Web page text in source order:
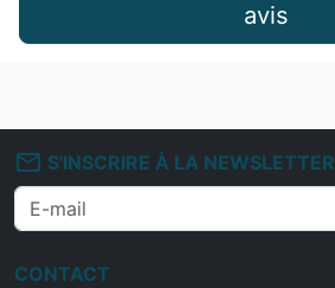
avis
mail_outline S'INSCRIRE À LA NEWSLETTER
CONTACT